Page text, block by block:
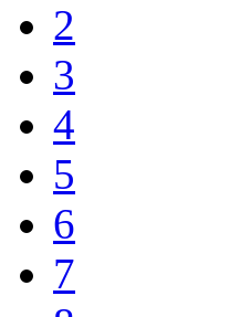
2
3
4
5
6
7